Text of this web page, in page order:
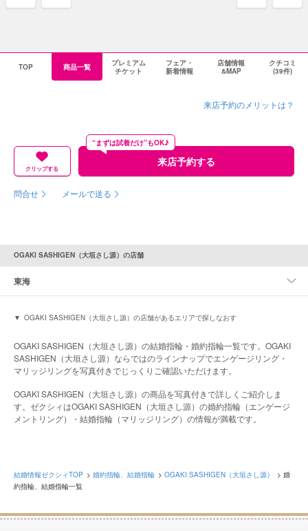
TOP 商品一覧
プレミアム
チケット
フェア・
新着情報
店舗情報
&MAP
クチコミ
(39件)
来店予約のメリットは？
クリップする
来店予約する
“まずは試着だけ”もOK♪
問合せ メールで送る
OGAKI SASHIGEN（大垣さし源）の店舗
東海
OGAKI SASHIGEN（大垣さし源）の店舗があるエリアで探しなおす
OGAKI SASHIGEN（大垣さし源）の結婚指輪・婚約指輪一覧です。OGAKI
SASHIGEN（大垣さし源）ならではのラインナップでエンゲージリング・
マリッジリングを写真付きでじっくりご確認いただけます。
OGAKI SASHIGEN（大垣さし源）の商品を写真付きで詳しくご紹介しま
す。ゼクシィはOGAKI SASHIGEN（大垣さし源）の婚約指輪（エンゲージ
メントリング）・結婚指輪（マリッジリング）の情報が満載です。
結婚情報ゼクシィTOP 婚約指輪、結婚指輪 OGAKI SASHIGEN（大垣さし源）
婚
約指輪、結婚指輪一覧